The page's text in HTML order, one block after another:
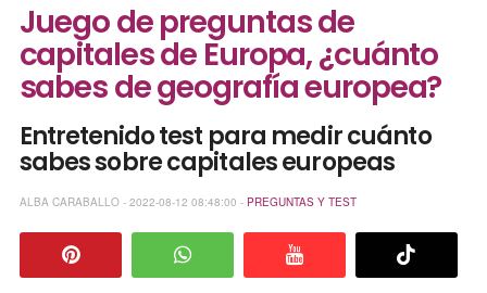
Juego de preguntas de
capitales de Europa, ¿cuánto
sabes de geografía europea?
Entretenido test para medir cuánto
sabes sobre capitales europeas
ALBA CARABALLO - 2022-08-12 08:48:00 - PREGUNTAS Y TEST